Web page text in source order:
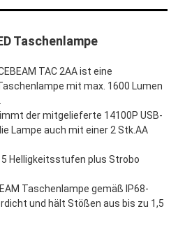
Taschenlampe
TAC 2AA ist eine
mit max. 1600 Lumen
der mitgelieferte 14100P USB-
Lampe auch mit einer 2 Stk.AA
5 Helligkeitsstufen plus Strobo
Taschenlampe gemäß IP68-
und hält Stößen aus bis zu 1,5